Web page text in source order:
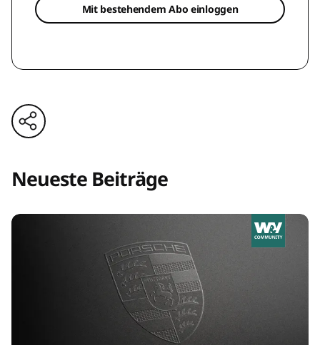
Mit bestehendem Abo einloggen
Neueste Beiträge